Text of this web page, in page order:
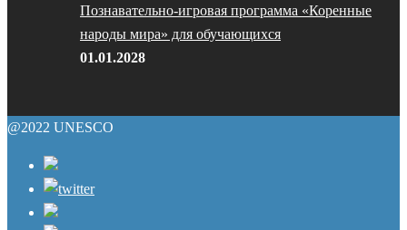
Познавательно-игровая программа «Коренные
народы мира» для обучающихся
01.01.2028
@2022 UNESCO